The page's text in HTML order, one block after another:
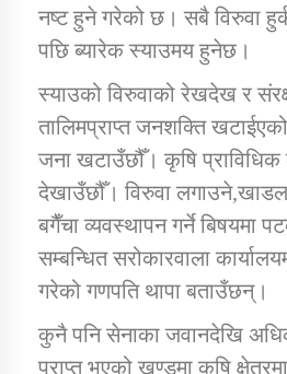
नष्ट हुने गरेको छ। सबै विरुवा
पछि ब्यारेक स्याउमय हुनेछ।
स्याउको विरुवाको रेखदेख र
तालिमप्राप्त जनशक्ति
जना खटाउँछौँ। कृषि प्राविधिक
देखाउँछौँ। विरुवा
बगैँचा व्यवस्थापन गर्ने बिषयमा
सम्बन्धित सरोकारवाला
गरेको गणपति थापा बताउँछन्।
कुनै पनि सेनाका जवानदेखि
प्राप्त भएको खण्डमा कृषि